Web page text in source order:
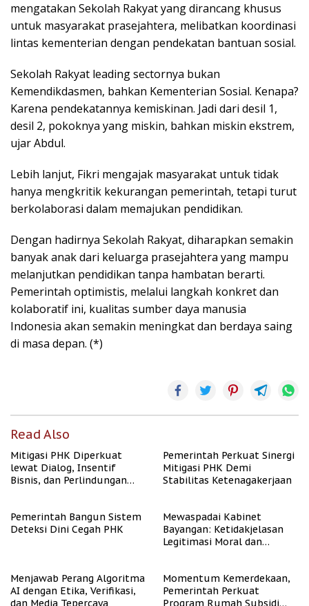
mengatakan Sekolah Rakyat yang dirancang khusus
untuk masyarakat prasejahtera, melibatkan koordinasi
lintas kementerian dengan pendekatan bantuan sosial.
Sekolah Rakyat leading sectornya bukan
Kemendikdasmen, bahkan Kementerian Sosial. Kenapa?
Karena pendekatannya kemiskinan. Jadi dari desil 1,
desil 2, pokoknya yang miskin, bahkan miskin ekstrem,
ujar Abdul.
Lebih lanjut, Fikri mengajak masyarakat untuk tidak
hanya mengkritik kekurangan pemerintah, tetapi turut
berkolaborasi dalam memajukan pendidikan.
Dengan hadirnya Sekolah Rakyat, diharapkan semakin
banyak anak dari keluarga prasejahtera yang mampu
melanjutkan pendidikan tanpa hambatan berarti.
Pemerintah optimistis, melalui langkah konkret dan
kolaboratif ini, kualitas sumber daya manusia
Indonesia akan semakin meningkat dan berdaya saing
di masa depan. (*)
Read Also
Mitigasi PHK Diperkuat
lewat Dialog, Insentif
Bisnis, dan Perlindungan
Pemerintah Perkuat Sinergi
Mitigasi PHK Demi
Stabilitas Ketenagakerjaan
Pemerintah Bangun Sistem
Deteksi Dini Cegah PHK
Mewaspadai Kabinet
Bayangan: Ketidakjelasan
Legitimasi Moral dan
Menjawab Perang Algoritma
AI dengan Etika, Verifikasi,
dan Media Tepercaya
Momentum Kemerdekaan,
Pemerintah Perkuat
Program Rumah Subsidi